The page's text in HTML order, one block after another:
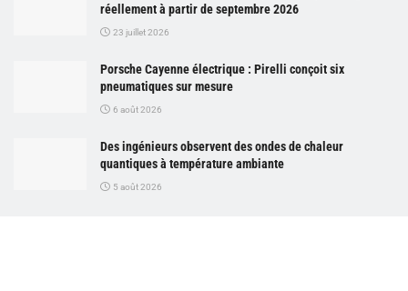
réellement à partir de septembre 2026
23 juillet 2026
Porsche Cayenne électrique : Pirelli conçoit six
pneumatiques sur mesure
6 août 2026
Des ingénieurs observent des ondes de chaleur
quantiques à température ambiante
5 août 2026